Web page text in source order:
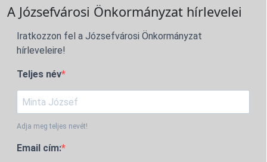
A Józsefvárosi Önkormányzat hírlevelei
Iratkozzon fel a Józsefvárosi Önkormányzat
hírleveleire!
Teljes név
Adja meg teljes nevét!
Email cím: